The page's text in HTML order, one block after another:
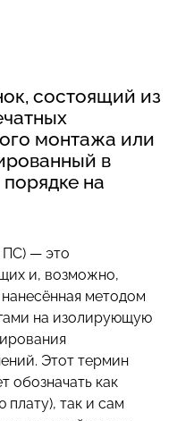
состоящий из
монтажа или
в
на
ПС) — это
и, возможно,
методом
на изолирующую
Этот термин
как
плату), так и сам